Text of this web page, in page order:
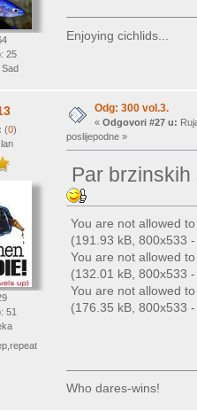
25
Enjoying cichlids...
(0)
51
Odg: 300 vol.3.
« Odgovori #27 u:
poslijepodne »
Par
You are not allowed
(191.93 kB, 800x533
You are not allowed
(132.01 kB, 800x533
You are not allowed
(176.35 kB, 800x533
Who dares-wins!